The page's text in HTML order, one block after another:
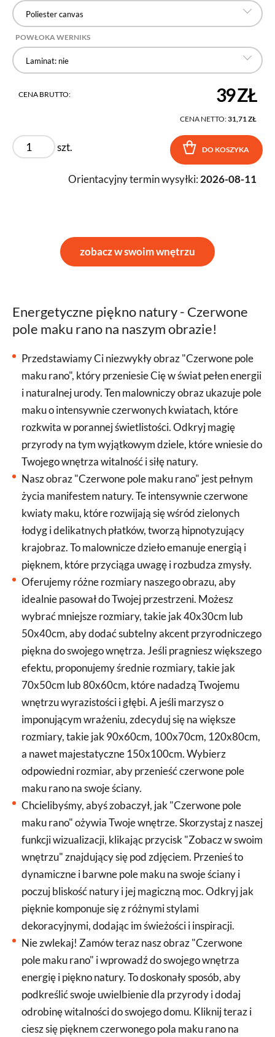
Poliester canvas
POWŁOKA WERNIKS
Laminat: nie
CENA BRUTTO: 39 ZŁ
CENA NETTO:31,71 ZŁ
szt. DO KOSZYKA
Orientacyjny termin wysyłki: 2026-08-11
zobacz w swoim wnętrzu
Energetyczne piękno natury - Czerwone
pole maku rano na naszym obrazie!
Przedstawiamy Ci niezwykły obraz "Czerwone pole
maku rano", który przeniesie Cię w świat pełen energii
i naturalnej urody. Ten malowniczy obraz ukazuje pole
maku o intensywnie czerwonych kwiatach, które
rozkwita w porannej świetlistości. Odkryj magię
przyrody na tym wyjątkowym dziele, które wniesie do
Twojego wnętrza witalność i siłę natury.
Nasz obraz "Czerwone pole maku rano" jest pełnym
życia manifestem natury. Te intensywnie czerwone
kwiaty maku, które rozwijają się wśród zielonych
łodyg i delikatnych płatków, tworzą hipnotyzujący
krajobraz. To malownicze dzieło emanuje energią i
pięknem, które przyciąga uwagę i rozbudza zmysły.
Oferujemy różne rozmiary naszego obrazu, aby
idealnie pasował do Twojej przestrzeni. Możesz
wybrać mniejsze rozmiary, takie jak 40x30cm lub
50x40cm, aby dodać subtelny akcent przyrodniczego
piękna do swojego wnętrza. Jeśli pragniesz większego
efektu, proponujemy średnie rozmiary, takie jak
70x50cm lub 80x60cm, które nadadzą Twojemu
wnętrzu wyrazistości i głębi. A jeśli marzysz o
imponującym wrażeniu, zdecyduj się na większe
rozmiary, takie jak 90x60cm, 100x70cm, 120x80cm,
a nawet majestatyczne 150x100cm. Wybierz
odpowiedni rozmiar, aby przenieść czerwone pole
maku rano na swoje ściany.
Chcielibyśmy, abyś zobaczył, jak "Czerwone pole
maku rano" ożywia Twoje wnętrze. Skorzystaj z naszej
funkcji wizualizacji, klikając przycisk "Zobacz w swoim
wnętrzu" znajdujący się pod zdjęciem. Przenieś to
dynamiczne i barwne pole maku na swoje ściany i
poczuj bliskość natury i jej magiczną moc. Odkryj jak
pięknie komponuje się z różnymi stylami
dekoracyjnymi, dodając im świeżości i inspiracji.
Nie zwlekaj! Zamów teraz nasz obraz "Czerwone
pole maku rano" i wprowadź do swojego wnętrza
energię i piękno natury. To doskonały sposób, aby
podkreślić swoje uwielbienie dla przyrody i dodaj
odrobinę witalności do swojego domu. Kliknij teraz i
ciesz się pięknem czerwonego pola maku rano na